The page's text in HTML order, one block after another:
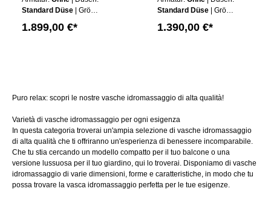
Bali Tenganan TRE
in bianco MADE IN
GERMANY
Standard Düse
| Größe:
Ohne Schürze|
1.899,00 €*
Bali Tenganan TWO
in bianco MADE IN
GERMANY
Standard Düse
| Größe:
Ohne Schürze|
1.390,00 €*
Puro relax: scopri le nostre vasche idromassaggio di alta qualità!
Varietà di vasche idromassaggio per ogni esigenza
In questa categoria troverai un'ampia selezione di vasche idromassaggio
di alta qualità che ti offriranno un'esperienza di benessere incomparabile.
Che tu stia cercando un modello compatto per il tuo balcone o una
versione lussuosa per il tuo giardino, qui lo troverai. Disponiamo di vasche
idromassaggio di varie dimensioni, forme e caratteristiche, in modo che tu
possa trovare la vasca idromassaggio perfetta per le tue esigenze.